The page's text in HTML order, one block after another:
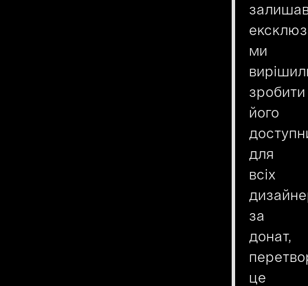
ми
зробити
його
для
всіх
за
донат,
це